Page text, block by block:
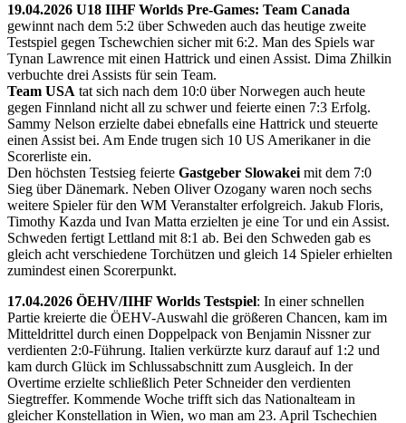
19.04.2026 U18 IIHF Worlds Pre-Games: Team Canada
gewinnt nach dem 5:2 über Schweden auch das heutige zweite
Testspiel gegen Tschewchien sicher mit 6:2. Man des Spiels war
Tynan Lawrence mit einen Hattrick und einen Assist. Dima Zhilkin
verbuchte drei Assists für sein Team.
Team USA tat sich nach dem 10:0 über Norwegen auch heute
gegen Finnland nicht all zu schwer und feierte einen 7:3 Erfolg.
Sammy Nelson erzielte dabei ebnefalls eine Hattrick und steuerte
einen Assist bei. Am Ende trugen sich 10 US Amerikaner in die
Scorerliste ein.
Den höchsten Testsieg feierte Gastgeber Slowakei mit dem 7:0
Sieg über Dänemark. Neben Oliver Ozogany waren noch sechs
weitere Spieler für den WM Veranstalter erfolgreich. Jakub Floris,
Timothy Kazda und Ivan Matta erzielten je eine Tor und ein Assist.
Schweden fertigt Lettland mit 8:1 ab. Bei den Schweden gab es
gleich acht verschiedene Torchützen und gleich 14 Spieler erhielten
zumindest einen Scorerpunkt.
17.04.2026 ÖEHV/IIHF Worlds Testspiel: In einer schnellen
Partie kreierte die ÖEHV-Auswahl die größeren Chancen, kam im
Mitteldrittel durch einen Doppelpack von Benjamin Nissner zur
verdienten 2:0-Führung. Italien verkürzte kurz darauf auf 1:2 und
kam durch Glück im Schlussabschnitt zum Ausgleich. In der
Overtime erzielte schließlich Peter Schneider den verdienten
Siegtreffer. Kommende Woche trifft sich das Nationalteam in
gleicher Konstellation in Wien, wo man am 23. April Tschechien